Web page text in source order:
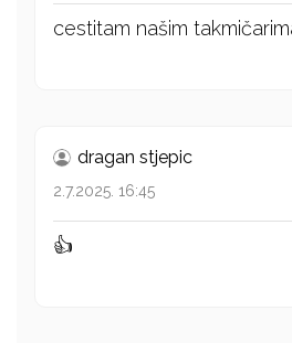
cestitam našim
dragan stjepic
2.7.2025. 16:45
👍